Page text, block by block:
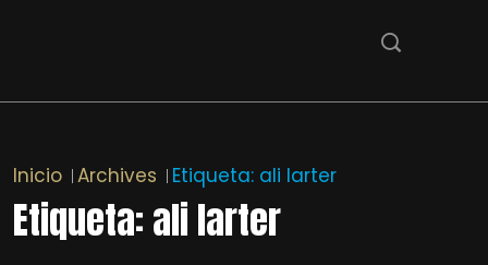
Inicio Archives Etiqueta: ali larter
Etiqueta:ali larter